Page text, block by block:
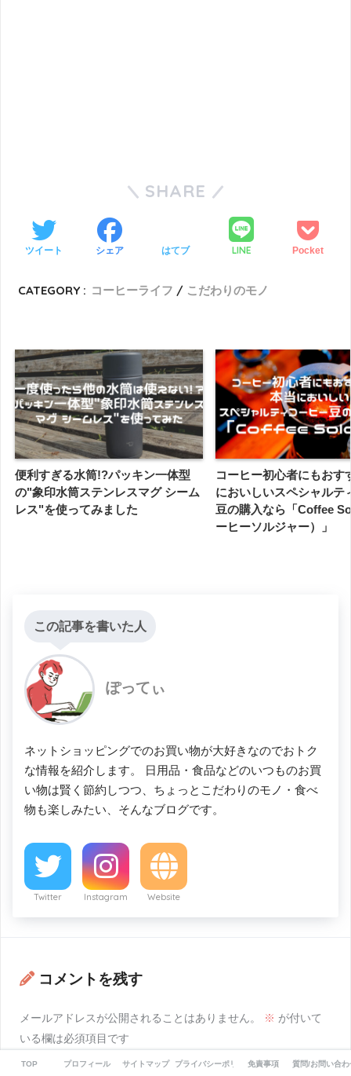
SHARE
ツイート シェア はてブ LINE Pocket
CATEGORY : コーヒーライフ こだわりのモノ
便利すぎる水筒!?パッキン一体型
の"象印水筒ステンレスマグ シーム
レス"を使ってみました
コーヒー初心者にもおす
においしいスペシャルテ
豆の購入なら「Coffee
ーヒーソルジャー）」
この記事を書いた人
ぽってぃ
ネットショッピングでのお買い物が大好きなのでおトク
な情報を紹介します。 日用品・食品などのいつものお買
い物は賢く節約しつつ、ちょっとこだわりのモノ・食べ
物も楽しみたい、そんなブログです。
Twitter Instagram Website
コメントを残す
メールアドレスが公開されることはありません。 ※ が付いて
いる欄は必須項目です
TOP プロフィール サイトマップ プライバシーポリシー免責事項 質問/お問い合わ